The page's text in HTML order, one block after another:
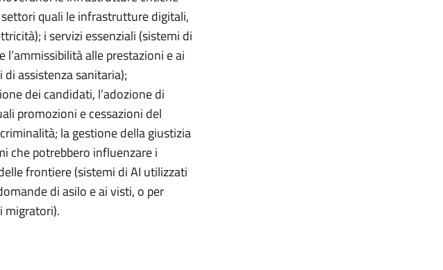
quali le infrastrutture digitali,
i servizi essenziali (sistemi di
alle prestazioni e ai
assistenza sanitaria);
dei candidati, l’adozione di
promozioni e cessazioni del
la gestione della giustizia
che potrebbero influenzare i
frontiere (sistemi di AI utilizzati
di asilo e ai visti, o per
migratori).